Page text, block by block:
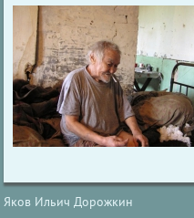
Яков Ильич Дорожкин